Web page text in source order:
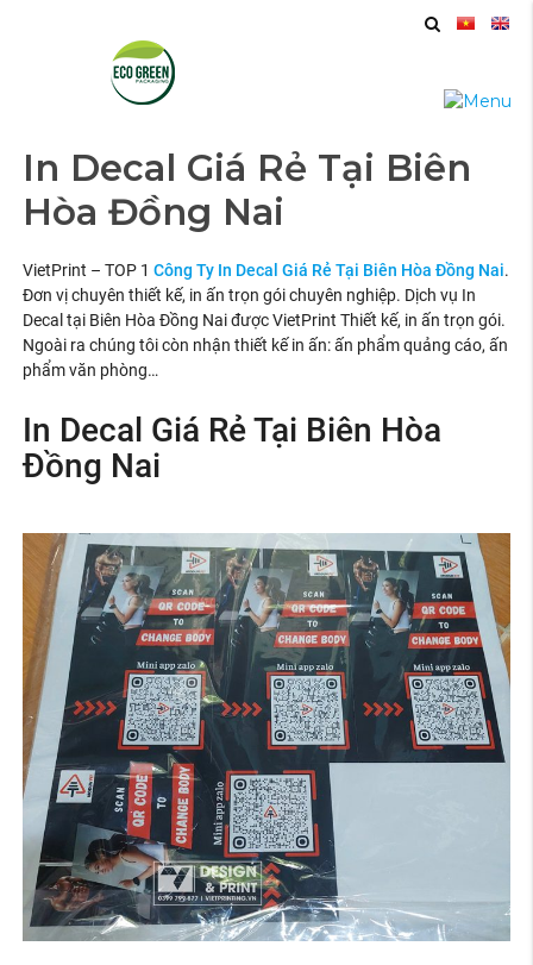
In Decal Giá Rẻ Tại Biên
Hòa Đồng Nai
VietPrint – TOP 1 Công Ty In Decal Giá Rẻ Tại Biên Hòa Đồng Nai.
Đơn vị chuyên thiết kế, in ấn trọn gói chuyên nghiệp. Dịch vụ In
Decal tại Biên Hòa Đồng Nai được VietPrint Thiết kế, in ấn trọn gói.
Ngoài ra chúng tôi còn nhận thiết kế in ấn: ấn phẩm quảng cáo, ấn
phẩm văn phòng…
In Decal Giá Rẻ Tại Biên Hòa
Đồng Nai